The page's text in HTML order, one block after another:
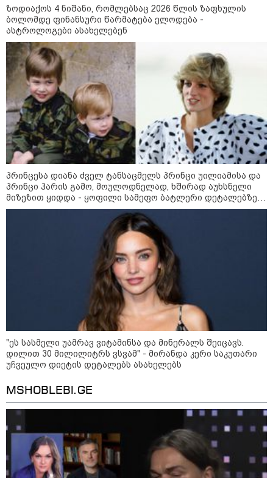
14:20 / 08-08-2026
"ქალაქი დავთმე, მაგრამ
ქალურობა - არა. ვერ იჯერებენ
ფერმერი თუ ვარ" - როგორ
ცხოვრობს ახალგაზრდა ქალი,
რომელიც ქალაქიდან სოფლად
გადავიდა და ფერმერი გახდა
09:36 / 08-08-2026
"ბავშვობიდან ასე ვარ..
ფანატიკურად ვარ შეყვარებული
საქართველოზე" - გაიცანით
მარტინ გუიმჯიანი, ქართულ
ენასა და საქართველოზე
შეყვარებული სომეხი ბიჭი
23:15 / 07-08-2026
ამოუცნობი ანომალიური
მოვლენები - ტრამპის
ადმინისტრაციამ “UFO”- ს
ფაილების მორიგი პაკეტი
გამოაქვეყნა
22:30 / 07-08-2026
ინტერნეტში ამაღელვებელი
კადრები ვრცელდება - როგორ
გადაარჩინა 56 წლის კაცმა
ბავშვები აბობოქრებულ ზღვაში
დახრჩობას
კატეგორიის ყველა სიახლე
"არის პოლარიზაციის კიდევ უფრო
გაღრმავების საფრთხე და ...“
ზოდიაქოს 4 ნიშანი, რომლებსაც 2026 წლის ზაფხულის
ბოლომდე ფინანსური წარმატება ელოდება -
ასტროლოგები ასახელებენ
პრინცესა დიანა ძველ ტანსაცმელს პრინცი უილიამისა და
პრინცი ჰარის გამო, მოულოდნელად, ხშირად აუხსნელი
მიზეზით ყიდდა - ყოფილი სამეფო ბატლერი დეტალებზე
საკუთარ წიგნში საუბრობს
"ეს სასმელი უამრავ ვიტამინსა და მინერალს შეიცავს.
დილით 30 მილილიტრს ვსვამ" - მირანდა კერი საკუთარი
უჩვეულო დიეტის დეტალებს ასახელებს
MSHOBLEBI.GE